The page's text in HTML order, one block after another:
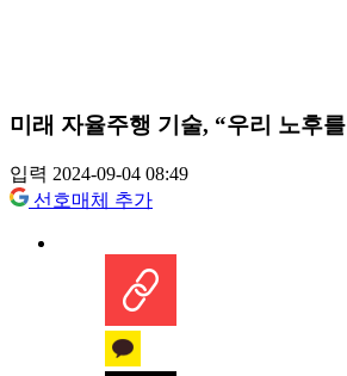
미래 자율주행 기술, “우리 노후
입력 2024-09-04 08:49
선호매체 추가